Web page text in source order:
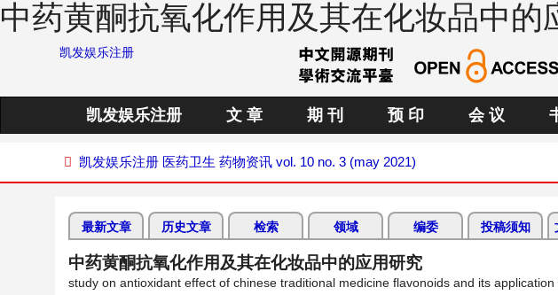
中药黄酮抗氧化作用及其在化妆品中的
凯发娱乐注册
凯发娱乐注册 文 章 期 刊 预 印 会 议
凯发娱乐注册 医药卫生 药物资讯 vol. 10 no. 3 (may 2021)
最新文章 历史文章 检索 领域 编委 投稿须知
中药黄酮抗氧化作用及其在化妆品中的应用研究
study on antioxidant effect of chinese traditional medicine flavonoids and its application